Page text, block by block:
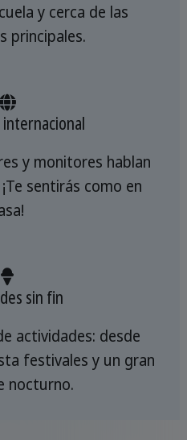
y cerca de las
principales.
y monitores hablan
sentirás como en
sin fin
actividades: desde
festivales y un gran
nocturno.